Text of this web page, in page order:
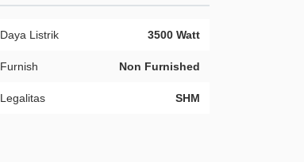
Daya Listrik 3500 Watt
Furnish Non Furnished
Legalitas SHM